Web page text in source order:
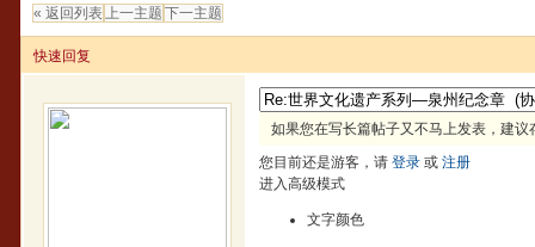
« 返回列表上一主题 下一主题
快速回复
如果您在写长篇帖子又不马上发表，建议
您目前还是游客，请 登录 或 注册
进入高级模式
文字颜色